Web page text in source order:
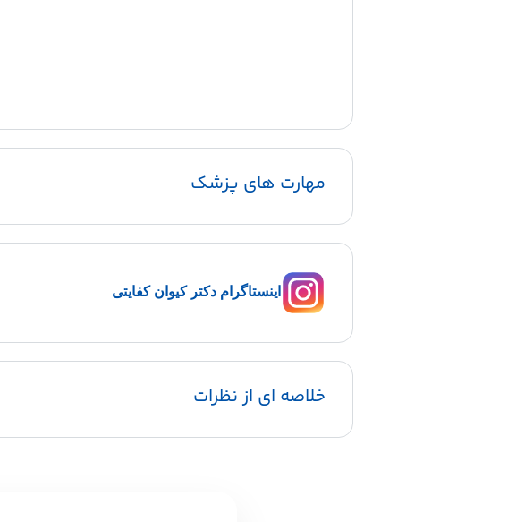
مهارت های پزشک
اینستاگرام دکتر کیوان کفایتی
خلاصه ای از نظرات